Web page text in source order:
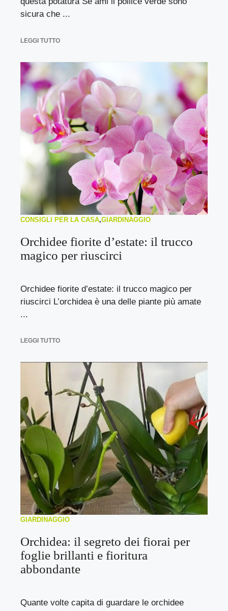
sicura che ...
LEGGI TUTTO
CONSIGLI PER LA CASA,GIARDINAGGIO
Orchidee fiorite d’estate: il trucco
magico per riuscirci
Orchidee fiorite d’estate: il trucco magico per
riuscirci L’orchidea è una delle piante più amate
...
LEGGI TUTTO
GIARDINAGGIO
Orchidea: il segreto dei fiorai per
foglie brillanti e fioritura
abbondante
Quante volte capita di guardare le orchidee